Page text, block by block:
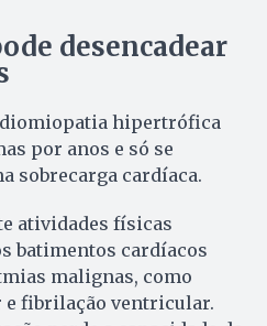
desencadear
hipertrófica
por anos e só se
sobrecarga cardíaca.
atividades físicas
batimentos cardíacos
malignas, como
fibrilação ventricular.